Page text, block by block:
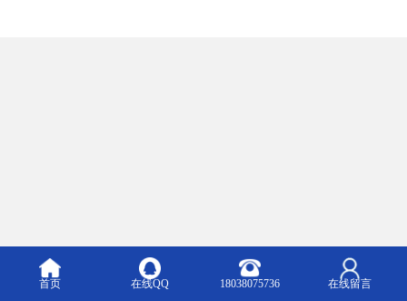
首页 在线QQ 18038075736 在线留言